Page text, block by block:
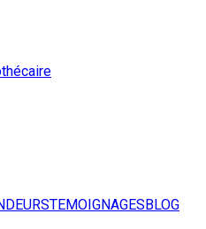
TEMOIGNAGESBLOG